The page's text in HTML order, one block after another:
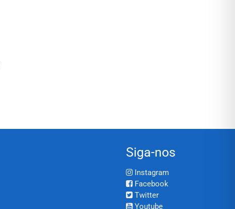
Siga-nos
Instagram
Facebook
Twitter
Youtube